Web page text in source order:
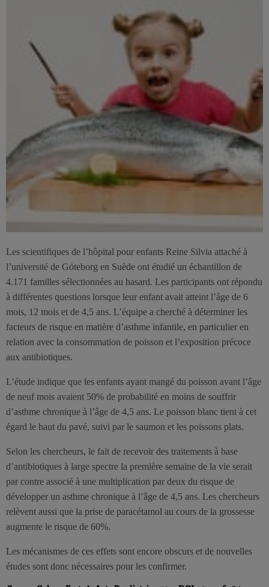
Les scientifiques de l’hôpital pour enfants Reine Silvia attaché à
l’université de Göteborg en Suède ont étudié un échantillon de
4.171 familles sélectionnées au hasard. Les participants ont répondu
à différentes questions lorsque leur enfant avait atteint l’âge de 6
mois, 12 mois et de 4,5 ans. L’équipe a cherché à déterminer les
facteurs de risque en matière d’asthme infantile, en particulier en
relation avec la consommation de poisson et l’exposition précoce
aux antibiotiques.
L’étude indique que les enfants ayant mangé du poisson avant l’âge
de neuf mois avaient 50% de probabilité en moins de souffrir
d’asthme chronique à l’âge de 4,5 ans. Le poisson blanc tient à cet
égard le haut du pavé, suivi par le saumon et les poissons plats.
Selon les chercheurs, le fait de recevoir des traitements à base
d’antibiotiques à large spectre la première semaine de la vie serait
par contre associé à une multiplication par deux du risque de
développer un asthme chronique à l’âge de 4,5 ans. Les chercheurs
relèvent aussi que la prise de paracétamol au cours de la grossesse
augmente le risque de 60%.
Les mécanismes de ces effets sont encore obscurs et de nouvelles
études sont donc nécessaires pour les confirmer.